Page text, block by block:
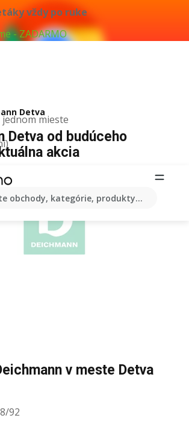
vždy po ruke
- ZADARMO
mieste
obchody, kategórie, produkty...
Detva
Detva od budúceho
akcia
v meste Detva
92